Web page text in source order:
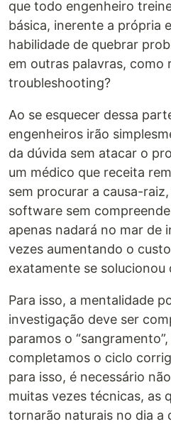
que todo engenheiro
básica, inerente a própria
habilidade de quebrar
em outras palavras, como
troubleshooting?
Ao se esquecer dessa
engenheiros irão
da dúvida sem atacar o
um médico que receita
sem procurar a causa-
software sem
apenas nadará no mar de
vezes aumentando o
exatamente se
Para isso, a mentalidade
investigação deve ser
paramos o
completamos o ciclo
para isso, é necessário
muitas vezes técnicas, as
tornarão naturais no dia a